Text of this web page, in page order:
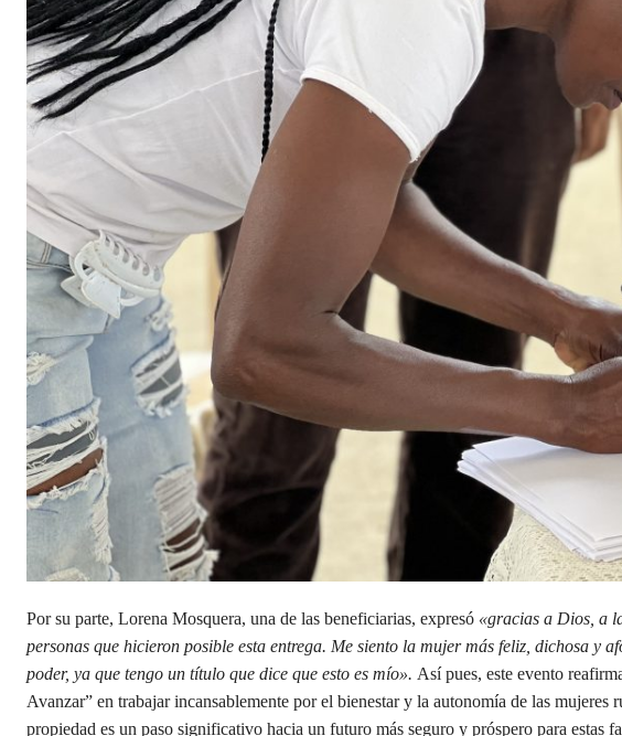
Por su parte, Lorena Mosquera, una de las beneficiarias, expresó «gracias a Dios, a
personas que hicieron posible esta entrega. Me siento la mujer más feliz, dichosa y
poder, ya que tengo un título que dice que esto es mío». Así pues, este evento
Avanzar” en trabajar incansablemente por el bienestar y la autonomía de las
propiedad es un paso significativo hacia un futuro más seguro y próspero para estas